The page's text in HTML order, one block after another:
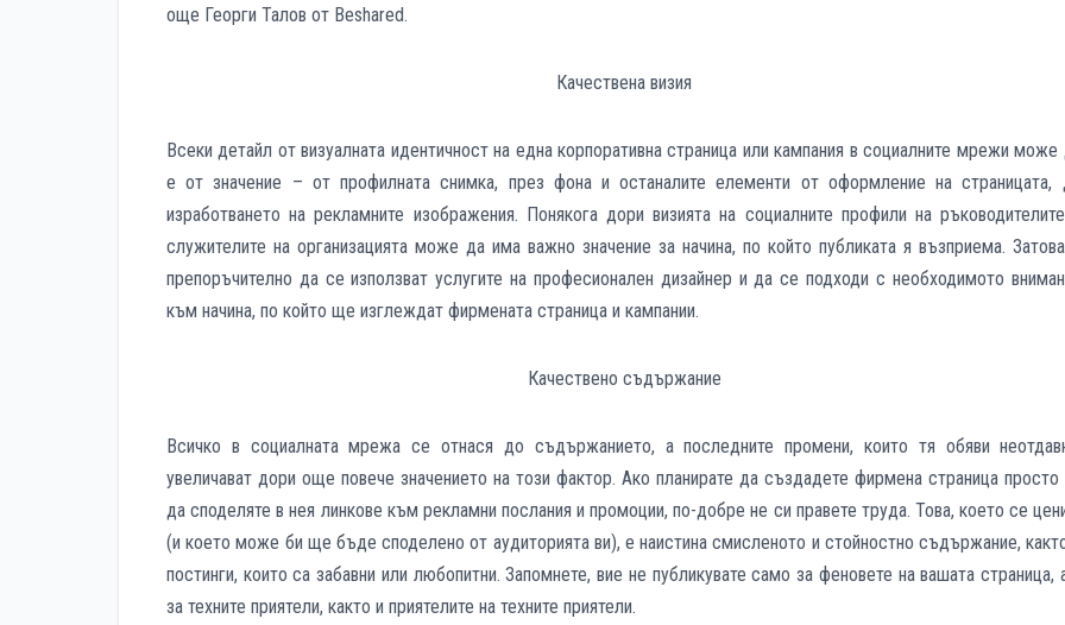
още Георги Талов от Beshared.
Качествена визия
Всеки детайл от визуалната идентичност на една корпоративна страница или кампания в социалните мрежи може
е от значение – от профилната снимка, през фона и останалите елементи от оформление на страницата,
изработването на рекламните изображения. Понякога дори визията на социалните профили на
служителите на организацията може да има важно значение за начина, по който публиката я възприема.
препоръчително да се използват услугите на професионален дизайнер и да се подходи с необходимото
към начина, по който ще изглеждат фирмената страница и кампании.
Качествено съдържание
Всичко в социалната мрежа се отнася до съдържанието, а последните промени, които тя обяви
увеличават дори още повече значението на този фактор. Ако планирате да създадете фирмена страница просто
да споделяте в нея линкове към рекламни послания и промоции, по-добре не си правете труда. Това, което се
(и което може би ще бъде споделено от аудиторията ви), е наистина смисленото и стойностно съдържание,
постинги, които са забавни или любопитни. Запомнете, вие не публикувате само за феновете на вашата страница,
за техните приятели, както и приятелите на техните приятели.